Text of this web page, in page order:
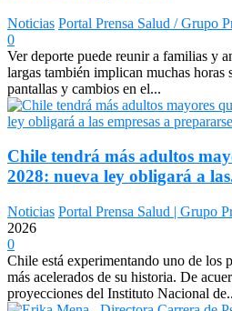
Noticias Portal Prensa Salud / Grupo
0
Ver deporte puede reunir a familias y
largas también implican muchas horas
pantallas y cambios en el...
Chile tendrá más adultos
2028: nueva ley obligará a
Noticias Portal Prensa Salud | Grupo
2026
0
Chile está experimentando uno de los
más acelerados de su historia. De
proyecciones del Instituto Nacional